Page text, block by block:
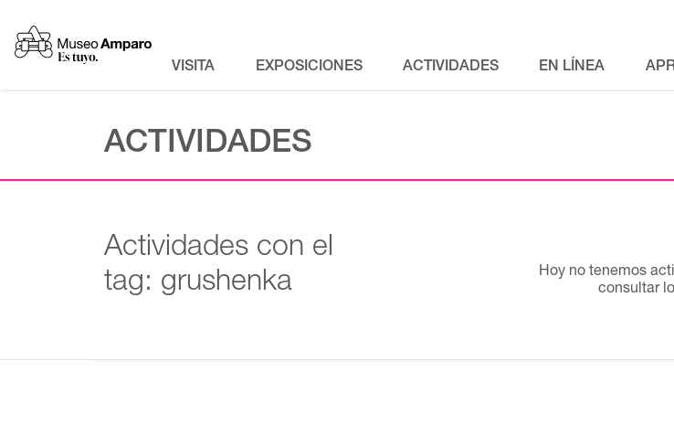
VISITA EXPOSICIONES ACTIVIDADES EN LÍNEA
ACTIVIDADES
Actividades con el
tag: grushenka
Hoy no tenemos
consultar